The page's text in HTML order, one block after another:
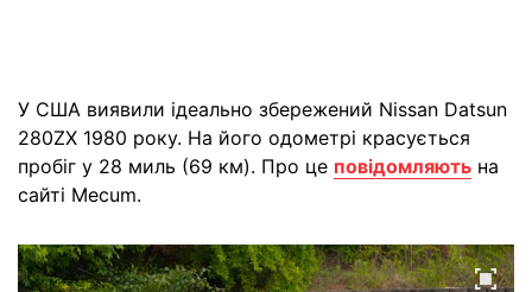
У США виявили ідеально збережений Nissan Datsun
280ZX 1980 року. На його одометрі красується
пробіг у 28 миль (69 км). Про це повідомляють на
сайті Mecum.